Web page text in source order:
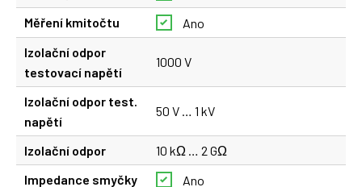
Měření kmitočtu
Ano
Izolační odpor
testovací napětí
1000 V
Izolační odpor test.
napětí
50 V … 1 kV
Izolační odpor
10 kΩ … 2 GΩ
Impedance smyčky
Ano